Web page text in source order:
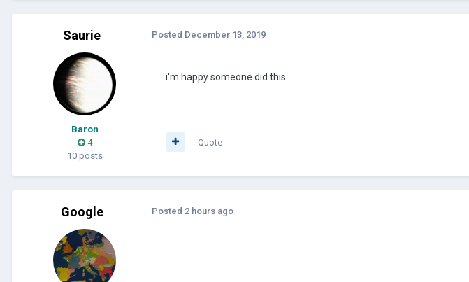
Saurie
Baron
4
10 posts
Posted December 13, 2019
i'm happy someone did this
Quote
Google Posted 2 hours ago